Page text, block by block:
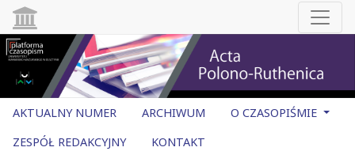
AKTUALNY NUMER ARCHIWUM
O CZASOPIŚMIE
ZESPÓŁ REDAKCYJNY
KONTAKT